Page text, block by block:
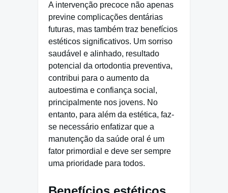
A intervenção precoce não apenas
previne complicações dentárias
futuras, mas também traz benefícios
estéticos significativos. Um sorriso
saudável e alinhado, resultado
potencial da ortodontia preventiva,
contribui para o aumento da
autoestima e confiança social,
principalmente nos jovens. No
entanto, para além da estética, faz-
se necessário enfatizar que a
manutenção da saúde oral é um
fator primordial e deve ser sempre
uma prioridade para todos.